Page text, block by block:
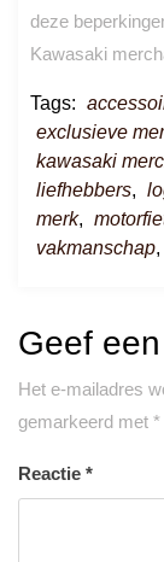
deze
Kawasaki
Tags:
exclusieve
kawasaki
liefhebbers,
merk,
vakmanschap,
Geef
Het e-mailadres
gemarkeerd met *
Reactie *